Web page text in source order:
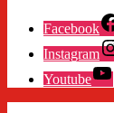
Facebook
Instagram
Youtube